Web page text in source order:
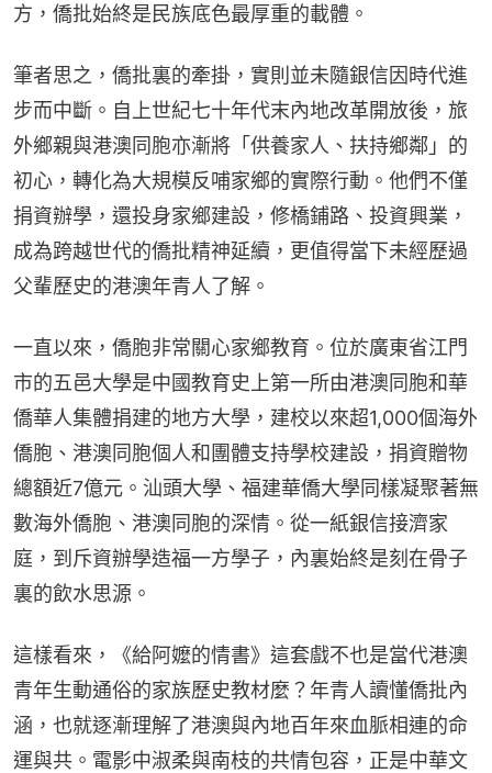
方，僑批始終是民族底色最厚重的載體。
筆者思之，僑批裏的牽掛，實則並未隨銀信因時代進
步而中斷。自上世紀七十年代末內地改革開放後，旅
外鄉親與港澳同胞亦漸將「供養家人、扶持鄉鄰」的
初心，轉化為大規模反哺家鄉的實際行動。他們不僅
捐資辦學，還投身家鄉建設，修橋鋪路、投資興業，
成為跨越世代的僑批精神延續，更值得當下未經歷過
父輩歷史的港澳年青人了解。
一直以來，僑胞非常關心家鄉教育。位於廣東省江門
市的五邑大學是中國教育史上第一所由港澳同胞和華
僑華人集體捐建的地方大學，建校以來超1,000個海外
僑胞、港澳同胞個人和團體支持學校建設，捐資贈物
總額近7億元。汕頭大學、福建華僑大學同樣凝聚著無
數海外僑胞、港澳同胞的深情。從一紙銀信接濟家
庭，到斥資辦學造福一方學子，內裏始終是刻在骨子
裏的飲水思源。
這樣看來，《給阿嬤的情書》這套戲不也是當代港澳
青年生動通俗的家族歷史教材麼？年青人讀懂僑批內
涵，也就逐漸理解了港澳與內地百年來血脈相連的命
運與共。電影中淑柔與南枝的共情包容，正是中華文